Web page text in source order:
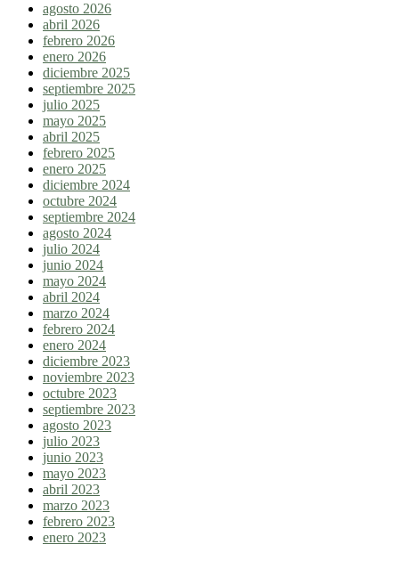
agosto 2026
abril 2026
febrero 2026
enero 2026
diciembre 2025
septiembre 2025
julio 2025
mayo 2025
abril 2025
febrero 2025
enero 2025
diciembre 2024
octubre 2024
septiembre 2024
agosto 2024
julio 2024
junio 2024
mayo 2024
abril 2024
marzo 2024
febrero 2024
enero 2024
diciembre 2023
noviembre 2023
octubre 2023
septiembre 2023
agosto 2023
julio 2023
junio 2023
mayo 2023
abril 2023
marzo 2023
febrero 2023
enero 2023